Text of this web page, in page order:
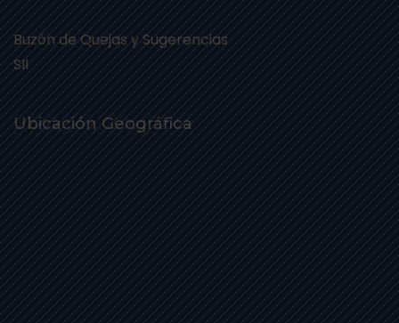
Buzón de Quejas y Sugerencias
SII
Ubicación Geográfica